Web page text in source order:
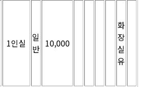
1인실
일
반 10,000
화
장
실
유